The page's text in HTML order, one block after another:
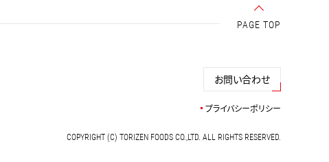
PAGE TOP
お問い合わせ
プライバシーポリシー
COPYRIGHT (C) TORIZEN FOODS CO.,LTD. ALL RIGHTS RESERVED.